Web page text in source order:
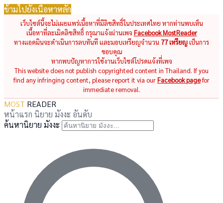
ข้ามไปยังเนื้อหาหลัก
เว็บไซต์นี้จะไม่เผยแพร่เนื้อหาที่มีลิขสิทธิ์ในประเทศไทย หากท่านพบเห็น
เนื้อหาที่ละเมิดลิขสิทธิ์ กรุณาแจ้งผ่านเพจ Facebook MostReader
ทางแอดมินจะดำเนินการลบทันที และมอบเหรียญจำนวน 77 เหรียญเป็นการ
ขอบคุณ
หากพบปัญหาการใช้งานเว็บไซต์โปรดแจ้งที่เพจ
This website does not publish copyrighted content in Thailand. If you
find any infringing content, please report it via ourFacebook pagefor
immediate removal.
MOST READER
หน้าแรก นิยาย มังงะ อันดับ
ค้นหานิยาย มังงะ